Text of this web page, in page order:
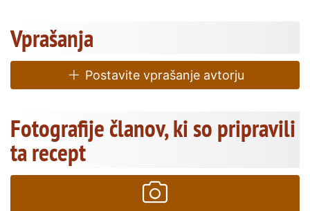
Vprašanja
Postavite vprašanje avtorju
Fotografije članov, ki so pripravili
ta recept